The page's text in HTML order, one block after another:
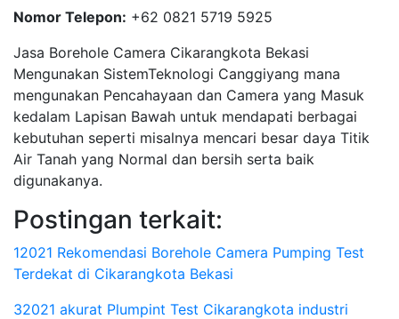
Nomor Telepon: +62 0821 5719 5925
Jasa Borehole Camera Cikarangkota Bekasi
Mengunakan SistemTeknologi Canggiyang mana
mengunakan Pencahayaan dan Camera yang Masuk
kedalam Lapisan Bawah untuk mendapati berbagai
kebutuhan seperti misalnya mencari besar daya Titik
Air Tanah yang Normal dan bersih serta baik
digunakanya.
Postingan terkait:
12021 Rekomendasi Borehole Camera Pumping Test
Terdekat di Cikarangkota Bekasi
32021 akurat Plumpint Test Cikarangkota industri